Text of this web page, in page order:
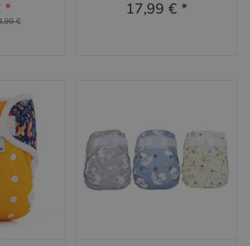
*
€
17,99 € *